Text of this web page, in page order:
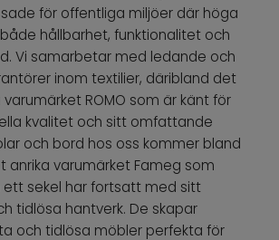
för offentliga miljöer där höga
hållbarhet, funktionalitet och
Vi samarbetar med ledande och
inom textilier, däribland det
ROMO som är känt för
kvalitet och sitt omfattande
och bord hos oss kommer bland
anrika varumärket Fameg som
ett sekel har fortsatt med sitt
tidlösa hantverk. De skapar
och tidlösa möbler perfekta för